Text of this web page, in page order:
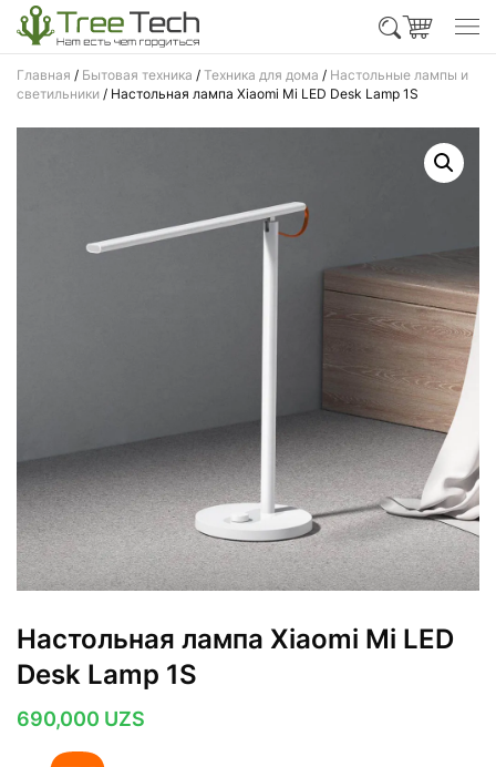
Главная / Бытовая техника / Техника для дома / Настольные лампы и
светильники / Настольная лампа Xiaomi Mi LED Desk Lamp 1S
Настольная лампа Xiaomi Mi LED
Desk Lamp 1S
690,000 UZS